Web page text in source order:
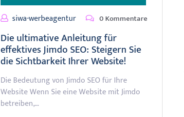
siwa-werbeagentur 0 Kommentare
Die ultimative Anleitung für
effektives Jimdo SEO: Steigern Sie
die Sichtbarkeit Ihrer Website!
Die Bedeutung von Jimdo SEO für Ihre
Website Wenn Sie eine Website mit Jimdo
betreiben,…